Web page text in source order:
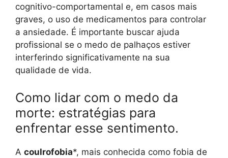
cognitivo-comportamental e, em casos mais
graves, o uso de medicamentos para controlar
a ansiedade. É importante buscar ajuda
profissional se o medo de palhaços estiver
interferindo significativamente na sua
qualidade de vida.
Como lidar com o medo da
morte: estratégias para
enfrentar esse sentimento.
A coulrofobia*, mais conhecida como fobia de